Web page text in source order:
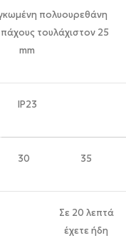
πολυουρεθάνη
τουλάχιστον 25
mm
IP23
30 35
Σε 20 λεπτά
έχετε ήδη